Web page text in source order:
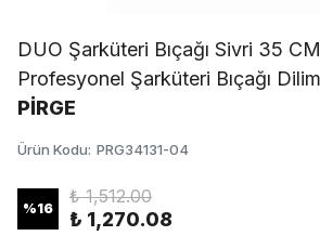
DUO Şarküteri Bıçağı Sivri 35
Profesyonel Şarküteri Bıçağı
PİRGE
Ürün Kodu: PRG34131-04
%16
₺ 1,512.00
₺ 1,270.08